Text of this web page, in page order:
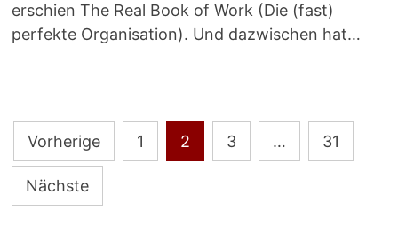
erschien The Real Book of Work (Die (fast)
perfekte Organisation). Und dazwischen hat…
Seitennummerierung
der
Beiträge
Vorherige 1 2 3 … 31
Nächste